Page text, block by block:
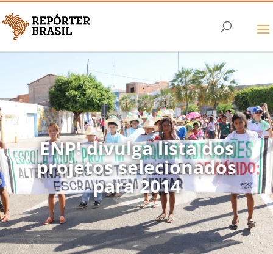
ENP! divulga lista dos
projetos selecionados
para 2014